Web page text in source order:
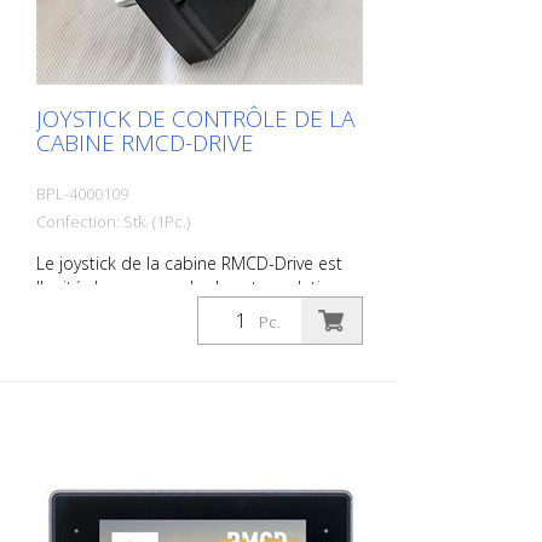
JOYSTICK DE CONTRÔLE DE LA
CABINE RMCD-DRIVE
BPL-4000109
Confection: Stk. (1Pc.)
Le joystick de la cabine RMCD-Drive est
l'unité de commande de votre solution
RMCD - Indicateurs et symboles LED
gradables - Classe de protection IP67 -
Pc.